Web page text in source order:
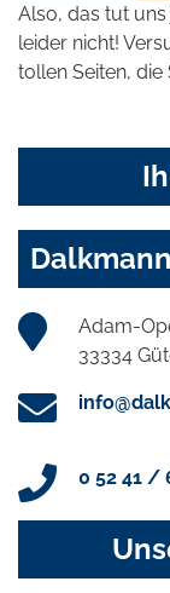
Also, das tut
leider nicht!
tollen Seiten, die
Adam-
33334
0 52 41 /